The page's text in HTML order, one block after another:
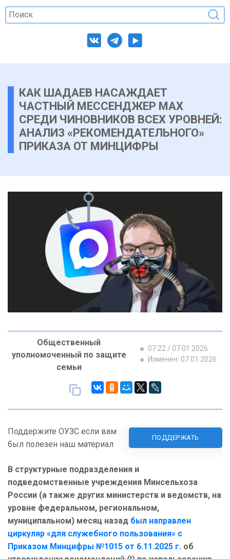
КАК ШАДАЕВ НАСАЖДАЕТ
ЧАСТНЫЙ МЕССЕНДЖЕР MAX
СРЕДИ ЧИНОВНИКОВ ВСЕХ УРОВНЕЙ:
АНАЛИЗ «РЕКОМЕНДАТЕЛЬНОГО»
ПРИКАЗА ОТ МИНЦИФРЫ
Общественный
уполномоченный по защите
семьи
07:22 / 07.01.2026
Изменен: 07.01.2026
Поддержите ОУЗС если вам
был полезен наш материал
ПОДДЕРЖАТЬ
В структурные подразделения и
подведомственные учреждения Минсельхоза
России (а также других министерств и ведомств, на
уровне федеральном, региональном,
муниципальном) месяц назад был направлен
циркуляр «для служебного пользования» с
Приказом Минцифры №1015 от 6.11.2025 г. об